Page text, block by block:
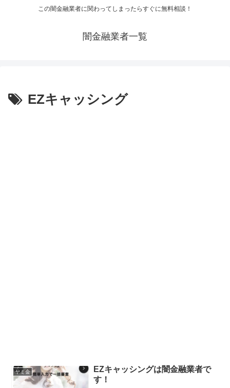
この闇金融業者に関わってしまったらすぐに無料相談！
闇金融業者一覧
EZキャッシング
ヤミ金
EZキャッシングは闇金融業者で
す！